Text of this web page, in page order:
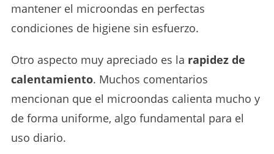
mantener el microondas en perfectas
condiciones de higiene sin esfuerzo.
Otro aspecto muy apreciado es la rapidez de
calentamiento. Muchos comentarios
mencionan que el microondas calienta mucho y
de forma uniforme, algo fundamental para el
uso diario.